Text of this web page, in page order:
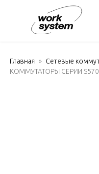
Главная Сетевые
КОММУТАТОРЫ СЕРИИ